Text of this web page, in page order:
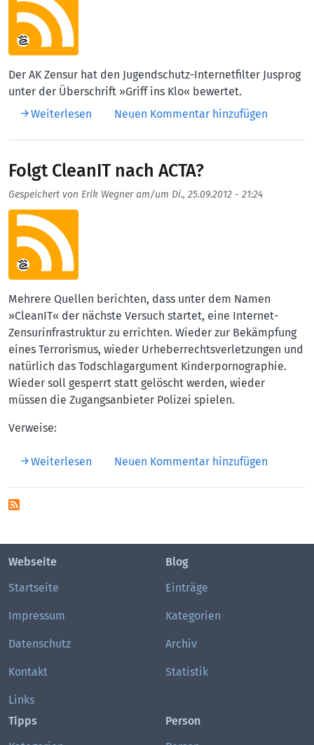
Der AK Zensur hat den Jugendschutz-Internetfilter Jusprog
unter der Überschrift »Griff ins Klo« bewertet.
Weiterlesen über Jugendfilter: Kontrolle und Kommerz
Neuen Kommentar hinzufügen
Folgt CleanIT nach ACTA?
Gespeichert von Erik Wegneram/um Di., 25.09.2012 - 21:24
Aufmacherbild
Mehrere Quellen berichten, dass unter dem Namen
»CleanIT« der nächste Versuch startet, eine Internet-
Zensurinfrastruktur zu errichten. Wieder zur Bekämpfung
eines Terrorismus, wieder Urheberrechtsverletzungen und
natürlich das Todschlagargument Kinderpornographie.
Wieder soll gesperrt statt gelöscht werden, wieder
müssen die Zugangsanbieter Polizei spielen.
Verweise:
Weiterlesen über Folgt CleanIT nach ACTA?
Neuen Kommentar hinzufügen
Webseite
Startseite
Impressum
Datenschutz
Kontakt
Links
Blog
Einträge
Kategorien
Archiv
Statistik
Tipps
Person